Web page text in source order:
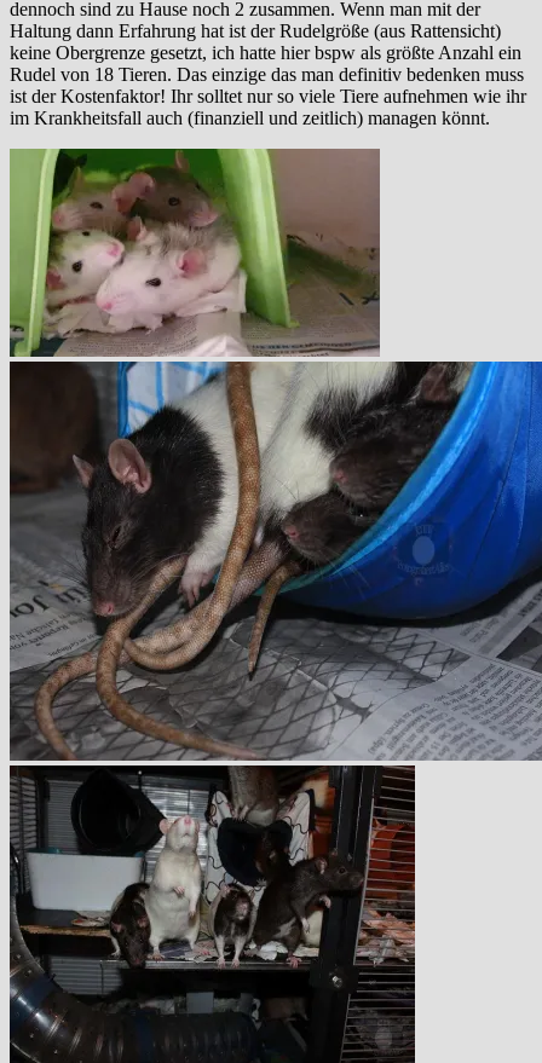
dennoch sind zu Hause noch 2 zusammen. Wenn man mit der
Haltung dann Erfahrung hat ist der Rudelgröße (aus Rattensicht)
keine Obergrenze gesetzt, ich hatte hier bspw als größte Anzahl ein
Rudel von 18 Tieren. Das einzige das man definitiv bedenken muss
ist der Kostenfaktor! Ihr solltet nur so viele Tiere aufnehmen wie ihr
im Krankheitsfall auch (finanziell und zeitlich) managen könnt.